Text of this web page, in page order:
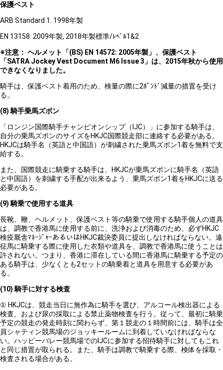
保護ベスト
ARB Standard 1. 1998年製
EN 13158: 2009年製, 2018年製標準/ﾚﾍﾞﾙ1&2
※注意： ヘルメット「(BS) EN 14572: 2005年製」、保護ベスト
「SATRA Jockey Vest Document M6 Issue 3 」は、 2015年秋から使用
できなくなりました。
騎手は、保護ベスト着用のため、検量の際に2ﾎﾟﾝﾄﾞ減量の措置を受け
る。
(8)騎手乗馬ズボン
「ロンジン国際騎手チャンピオンシップ（IJC）」に参加する騎手は、
自分の乗馬ズボンのサイズをHKJC国際競走部に連絡する必要がある。
HKJCは騎手名（英語と中国語）が刺繍された乗馬ズボン1着を無料で支
給する。
また、国際競走に騎乗する騎手は、HKJCが乗馬ズボンに騎手名（英語
と中国語）を刺繍する手配が出来るよう、乗馬ズボン1着をHKJCに送る
必要がある。
(9)騎乗で使用する道具
長靴、鞭、ヘルメット、保護ベスト等の騎乗で使用する騎手個人の道具
は、調教で香港馬に使用する前に、洗浄および消毒のため、必ずHKJC
検疫厩舎ﾏﾈｰｼﾞｬｰあるいはHKJC裁決委員に提出しなければならない。遠
征馬に騎乗する際に使用した衣類や道具を、調教で香港馬に使うことは
許されない。つまり、香港に滞在している間に香港馬に騎乗する予定の
ある騎手は、少なくとも2セットの騎乗着と道具を用意する必要があ
る。
(10)騎手に対する検査
① HKJCは、競走当日に無作為に騎手を選び、アルコール検出器による
検査、および尿の採取による禁止薬物検査を行う。従って、最初に騎乗
予定の競走の発走時刻に関わらず、第１競走の１時間前には、騎手は全
員シャティン競馬場のジョッキールームに到着していなければならな
い。ハッピーバレー競馬場でのIJCに参加する招待騎手に対してもこれ
と同じ措置が取られる。また、騎手は調教で騎乗する際、検体を採取・
検査される場合がある。